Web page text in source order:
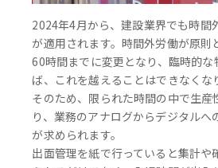
2024年4月から、建設業界でも時間
が適用されます。時間外労働が原則
60時間までに変更となり、臨時的
ば、これを越えることはできなくな
そのため、限られた時間の中で生産
り、業務のアナログからデジタルへ
が求められます。
出面管理を紙で行っていると集計や